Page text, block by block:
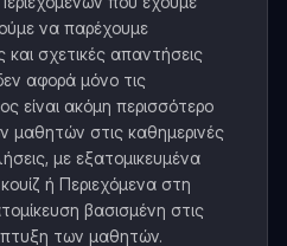
να παρέχουμε
και σχετικές απαντήσεις
αφορά μόνο τις
είναι ακόμη περισσότερο
μαθητών στις καθημερινές
με εξατομικευμένα
ή Περιεχόμενα στη
βασισμένη στις
των μαθητών.